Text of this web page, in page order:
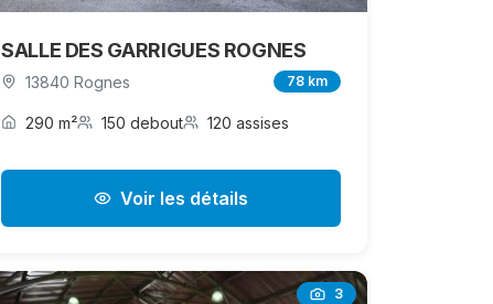
SALLE DES GARRIGUES ROGNES
13840 Rognes 78 km
290 m² 150 debout 120 assises
Voir les détails
3